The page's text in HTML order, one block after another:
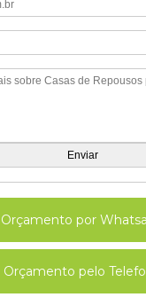
Orçamento por
Orçamento pelo